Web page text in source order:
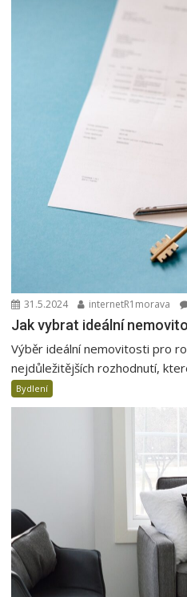
31.5.2024 internetR1morava
Jak vybrat ideální
Výběr ideální nemovitosti pro
nejdůležitějších rozhodnutí,
Bydlení